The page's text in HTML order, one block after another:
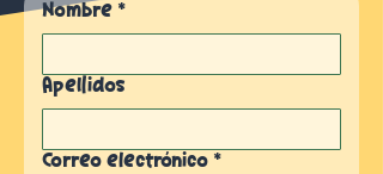
Nombre *
Apellidos
Correo electrónico *